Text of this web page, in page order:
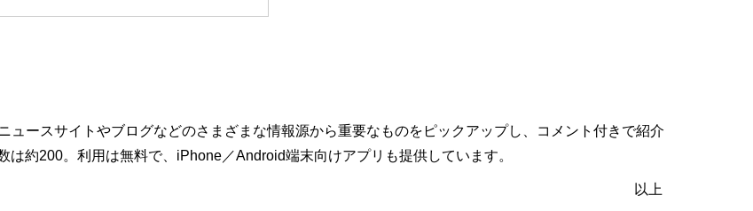
ースサイトやブログなどのさまざまな情報源から重要なものをピックアップし、コメント付きで紹介
約200。利用は無料で、iPhone／Android端末向けアプリも提供しています。
以上